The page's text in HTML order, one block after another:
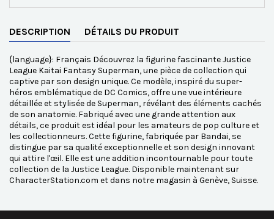
DESCRIPTION DÉTAILS DU PRODUIT
{language}: Français Découvrez la figurine fascinante Justice
League Kaitai Fantasy Superman, une pièce de collection qui
captive par son design unique. Ce modèle, inspiré du super-
héros emblématique de DC Comics, offre une vue intérieure
détaillée et stylisée de Superman, révélant des éléments cachés
de son anatomie. Fabriqué avec une grande attention aux
détails, ce produit est idéal pour les amateurs de pop culture et
les collectionneurs. Cette figurine, fabriquée par Bandai, se
distingue par sa qualité exceptionnelle et son design innovant
qui attire l'œil. Elle est une addition incontournable pour toute
collection de la Justice League. Disponible maintenant sur
CharacterStation.com et dans notre magasin à Genève, Suisse.